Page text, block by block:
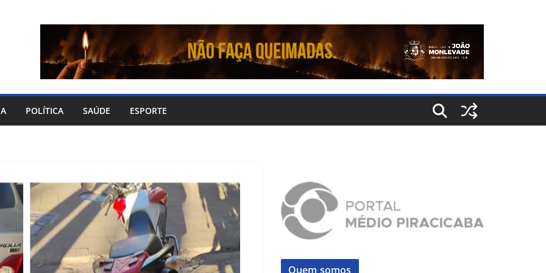
POLÍTICA SAÚDE ESPORTE
Quem somos